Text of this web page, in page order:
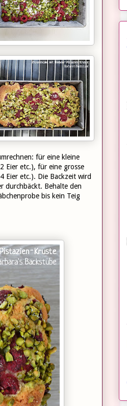
für eine kleine
Eier etc.), für eine grosse
Eier etc.). Die Backzeit wird
durchbäckt. Behalte den
bis kein Teig